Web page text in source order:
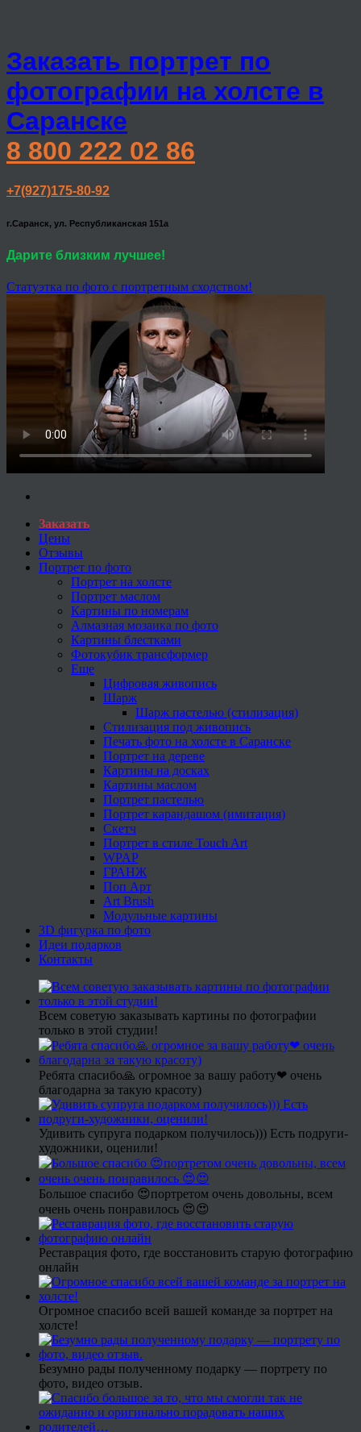
Заказать портрет по
фотографии на холсте в
Саранске
8 800 222 02 86
+7(927)175-80-92
г.Саранск, ул. Республиканская 151а
Дарите близким лучшее!
Статуэтка по фото с портретным сходством!
Заказать
Цены
Отзывы
Портрет по фото
Портрет на холсте
Портрет маслом
Картины по номерам
Алмазная мозаика по фото
Картины блестками
Фотокубик трансформер
Еще
Цифровая живопись
Шарж
Шарж пастелью (стилизация)
Стилизация под живопись
Печать фото на холсте в Саранске
Портрет на дереве
Картины на досках
Картины маслом
Портрет пастелью
Портрет карандашом (имитация)
Скетч
Портрет в стиле Touch Art
WPAP
ГРАНЖ
Поп Арт
Art Brush
Модульные картины
3D фигурка по фото
Идеи подарков
Контакты
Всем советую заказывать картины по фотографии
только в этой студии!
Ребята спасибо🙏 огромное за вашу работу❤ очень
благодарна за такую красоту)
Удивить супруга подарком получилось))) Есть подруги-
художники, оценили!
Большое спасибо 😍портретом очень довольны, всем
очень очень понравилось 😍😍
Реставрация фото, где восстановить старую фотографию
онлайн
Огромное спасибо всей вашей команде за портрет на
холсте!
Безумно рады полученному подарку — портрету по
фото, видео отзыв.